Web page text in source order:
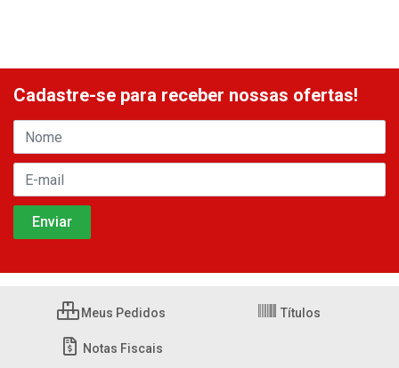
Cadastre-se para receber nossas ofertas!
Meus Pedidos Títulos
Notas Fiscais